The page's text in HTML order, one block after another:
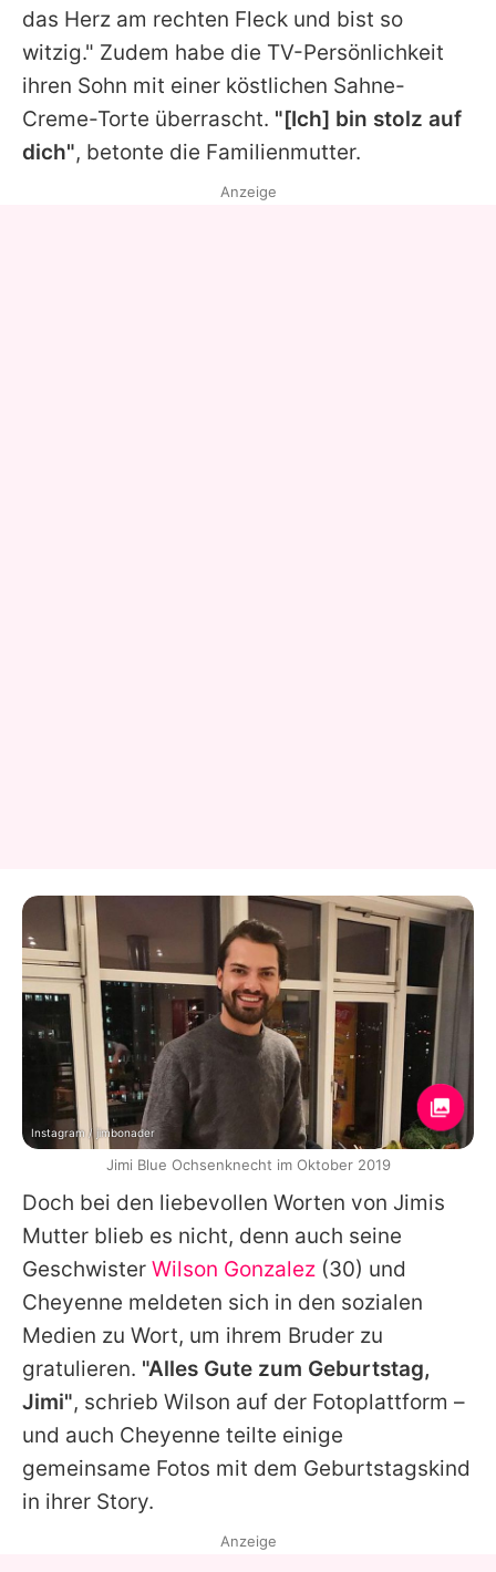
das Herz am rechten Fleck und bist so
witzig." Zudem habe die TV-Persönlichkeit
ihren Sohn mit einer köstlichen Sahne-
Creme-Torte überrascht. "[Ich] bin stolz auf
dich", betonte die Familienmutter.
Doch bei den liebevollen Worten von Jimis
Mutter blieb es nicht, denn auch seine
Geschwister Wilson Gonzalez (30) und
Cheyenne meldeten sich in den sozialen
Medien zu Wort, um ihrem Bruder zu
gratulieren. "Alles Gute zum Geburtstag,
Jimi", schrieb Wilson auf der Fotoplattform –
und auch Cheyenne teilte einige
gemeinsame Fotos mit dem Geburtstagskind
in ihrer Story.
Anzeige
Instagram / jimbonader
Jimi Blue Ochsenknecht im Oktober 2019
Anzeige